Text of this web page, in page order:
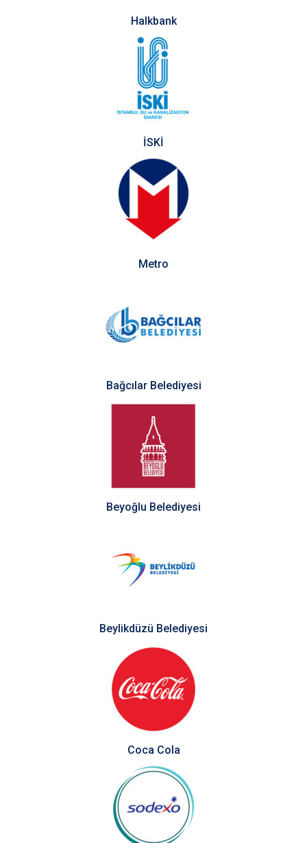
Halkbank
İSKİ
Metro
Bağcılar Belediyesi
Beyoğlu Belediyesi
Beylikdüzü Belediyesi
Coca Cola